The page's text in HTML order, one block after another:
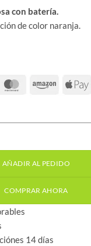
con batería.
de color naranja.
señalización luminosa
AÑADIR AL PEDIDO
COMPRAR AHORA
14 días